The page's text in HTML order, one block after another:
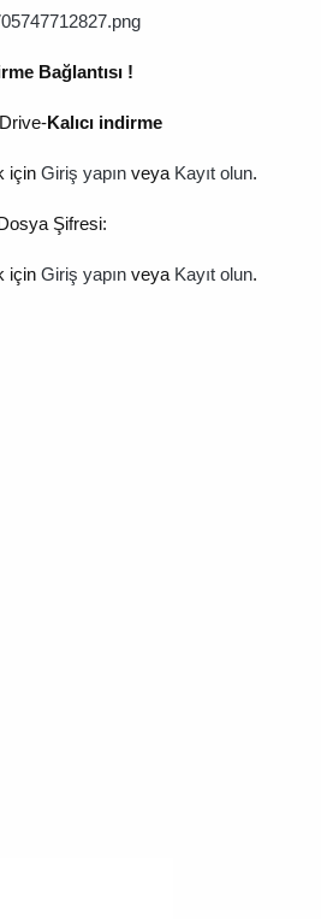
Bağlantısı !
Kalıcı indirme
için Giriş yapın veya Kayıt olun.
Şifresi:
için Giriş yapın veya Kayıt olun.